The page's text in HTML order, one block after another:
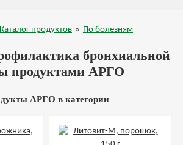
Каталог продуктов » По болезням
бронхиальной
продуктами АРГО
АРГО в категории